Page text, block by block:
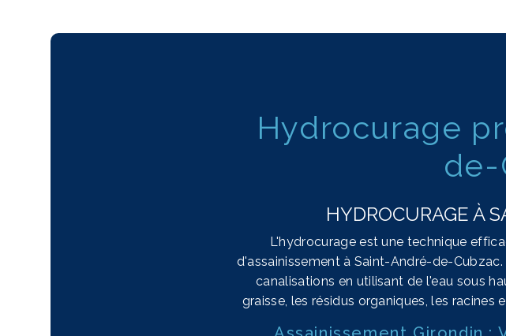
Hydrocurage
de-
HYDROCURAGE À
L'hydrocurage est une technique
d'assainissement à Saint-André-de-
canalisations en utilisant de l'eau sous
graisse, les résidus organiques, les